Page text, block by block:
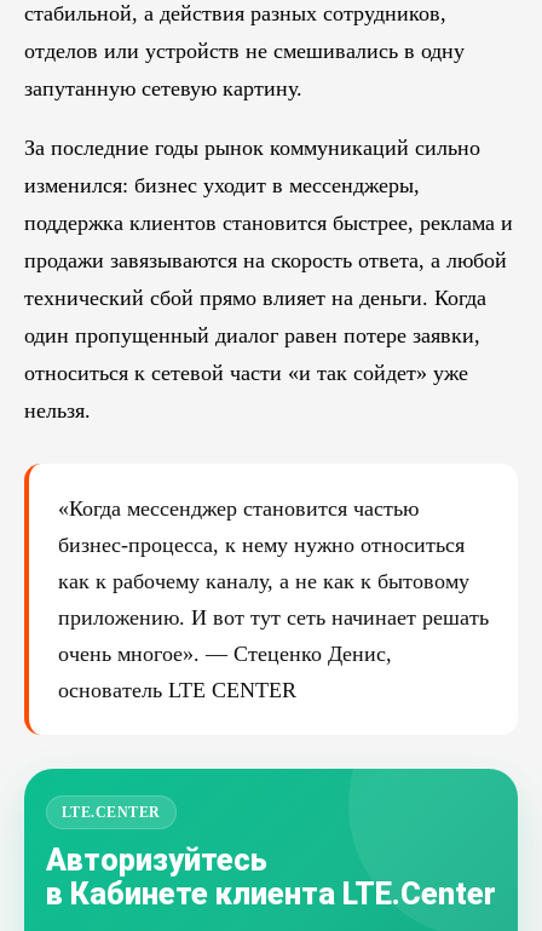
стабильной, а действия разных сотрудников,
отделов или устройств не смешивались в одну
запутанную сетевую картину.
За последние годы рынок коммуникаций сильно
изменился: бизнес уходит в мессенджеры,
поддержка клиентов становится быстрее, реклама и
продажи завязываются на скорость ответа, а любой
технический сбой прямо влияет на деньги. Когда
один пропущенный диалог равен потере заявки,
относиться к сетевой части «и так сойдет» уже
нельзя.
«Когда мессенджер становится частью
бизнес-процесса, к нему нужно относиться
как к рабочему каналу, а не как к бытовому
приложению. И вот тут сеть начинает решать
очень многое». — Стеценко Денис,
основатель LTE CENTER
LTE.CENTER
Авторизуйтесь
в Кабинете клиента LTE.Center